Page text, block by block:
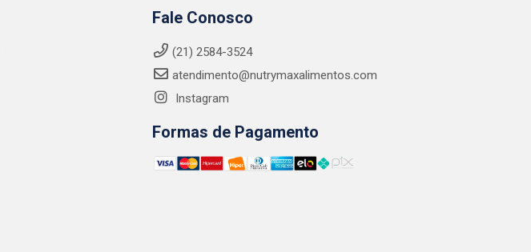
Fale Conosco
(21) 2584-3524
atendimento@nutrymaxalimentos.com
Instagram
Formas de Pagamento